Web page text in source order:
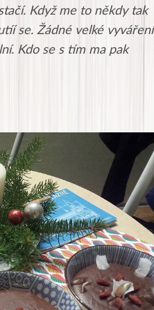
Když me to někdy tak
se. Žádné velké vyváření
Kdo se s tím ma pak